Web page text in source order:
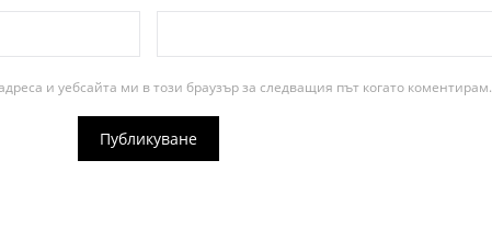
и уебсайта ми в този браузър за следващия път когато коментирам.